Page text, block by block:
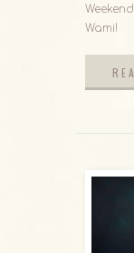
Wami!